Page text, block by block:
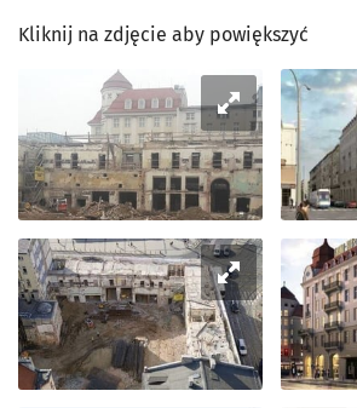
Kliknij na zdjęcie aby powiększyć